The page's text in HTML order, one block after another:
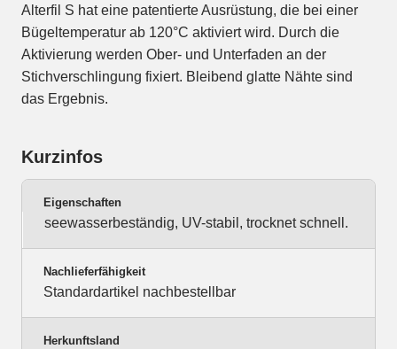
Alterfil S hat eine patentierte Ausrüstung, die bei einer
Bügeltemperatur ab 120°C aktiviert wird. Durch die
Aktivierung werden Ober- und Unterfaden an der
Stichverschlingung fixiert. Bleibend glatte Nähte sind
das Ergebnis.
Kurzinfos
Eigenschaften
seewasserbeständig, UV-stabil, trocknet schnell.
Nachlieferfähigkeit
Standardartikel nachbestellbar
Herkunftsland